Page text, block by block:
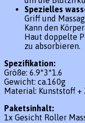
Spezielles
Griff und
Kann den
Haut doppelte
zu absorbieren.
Spezifikation:
Größe: 6.9*3*1.6
Gewicht: ca.160g
Material: Kunststoff
Paketsinhalt:
1x Gesicht Roller